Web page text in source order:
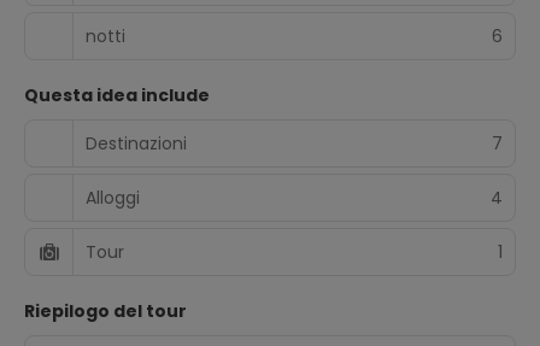
notti 6
Questa idea include
Destinazioni
7
Alloggi 4
Tour 1
Riepilogo del tour